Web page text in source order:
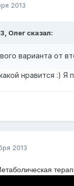
2013
Олег сказал:
варианта от
нравится :) Я
2013